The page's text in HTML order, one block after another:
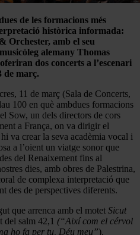
de les formacions més
històrica informada:
Orchester, amb el seu
alemany Thomas
dos concerts a l’escenari
de març.
11 de març (Sala de Concerts,
100 en què ambdues formacions
Sow, un dels directors de cors
a França, on va dirigir el
va crear la seva acadèmia vocal i
a l’oient un viatge sonor que
del Renaixement fins al
dies, amb obres de Palestrina,
de complexa interpretació que
des de perspectives diferents.
que arrenca amb el motet Sicut
del salm 42,1 (“Així com el cérvol
ho fa per tu, Déu meu”).